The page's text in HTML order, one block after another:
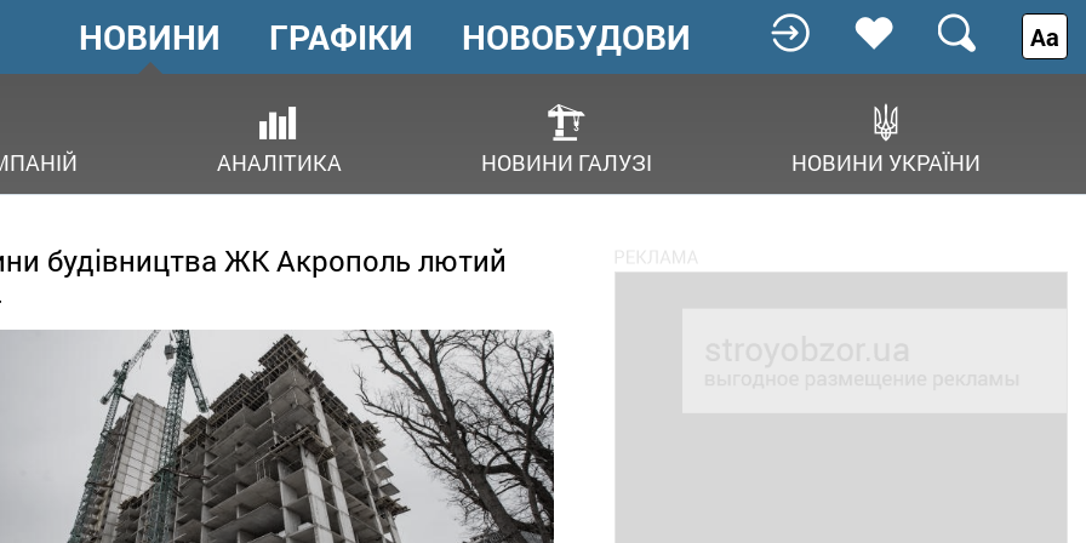
ГОЛОВНЕ
МЕНЮ
НОВИНИ
АНАЛІТИКА НОВИНИ ГАЛУЗІ НОВИНИ УКРАЇНИ
ГРАФІКИ НОВОБУДОВИ Аа
будівництва ЖК Акрополь лютий